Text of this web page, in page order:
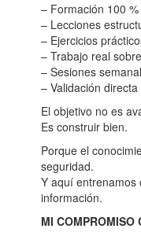
– Formación 100
– Lecciones
– Ejercicios
– Trabajo real
– Sesiones
– Validación
El objetivo no es
Es construir bien.
Porque el
seguridad.
Y aquí entrenamos
información.
MI COMPROMISO